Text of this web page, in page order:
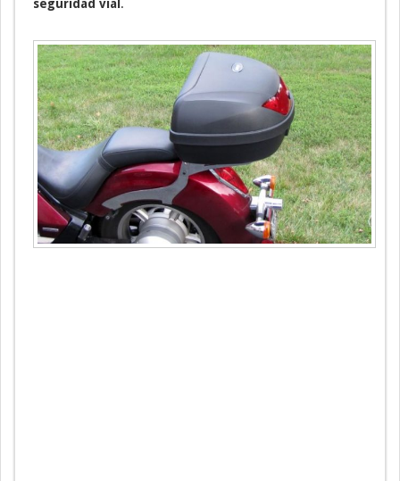
seguridad vial .